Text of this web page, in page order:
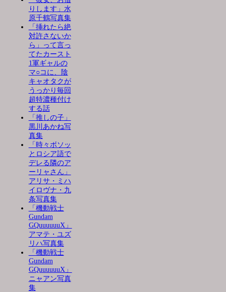
りします」水
原千鶴写真集
「挿れたら絶
対許さないか
ら」って言っ
てたカースト
1軍ギャルの
マ○コに、陰
キャオタクが
うっかり毎回
超特濃種付け
する話
「推しの子」
黒川あかね写
真集
「時々ボソッ
とロシア語で
デレる隣のア
ーリャさん」
アリサ・ミハ
イロヴナ・九
条写真集
「機動戦士
Gundam
GQuuuuuuX」
アマテ・ユズ
リハ写真集
「機動戦士
Gundam
GQuuuuuuX」
ニャアン写真
集